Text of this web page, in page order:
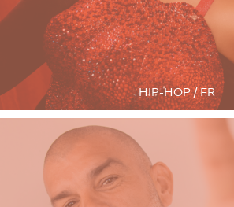
HIP-HOP / FR